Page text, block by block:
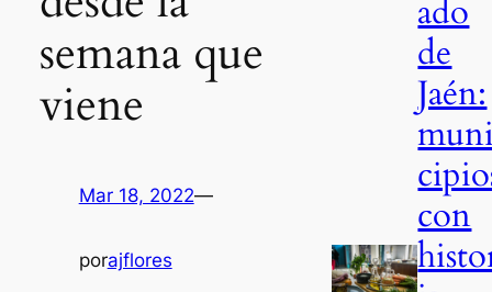
semana que
viene
Mar 18, 2022—
porajflores
ado
de
Jaén:
con